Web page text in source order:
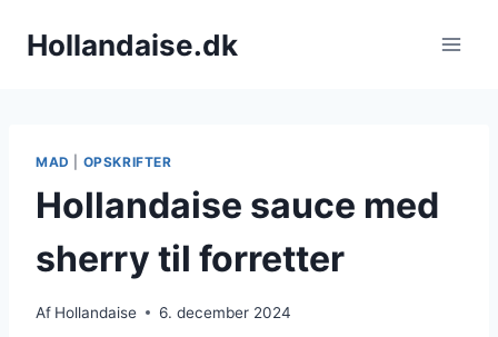
Hollandaise.dk
MAD OPSKRIFTER
Hollandaise sauce med
sherry til forretter
Af Hollandaise 6. december 2024